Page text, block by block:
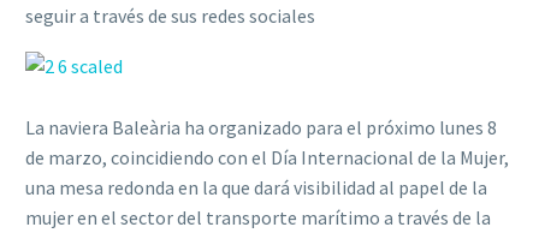
seguir a través de sus redes sociales
La naviera Baleària ha organizado para el próximo lunes 8
de marzo, coincidiendo con el Día Internacional de la Mujer,
una mesa redonda en la que dará visibilidad al papel de la
mujer en el sector del transporte marítimo a través de la